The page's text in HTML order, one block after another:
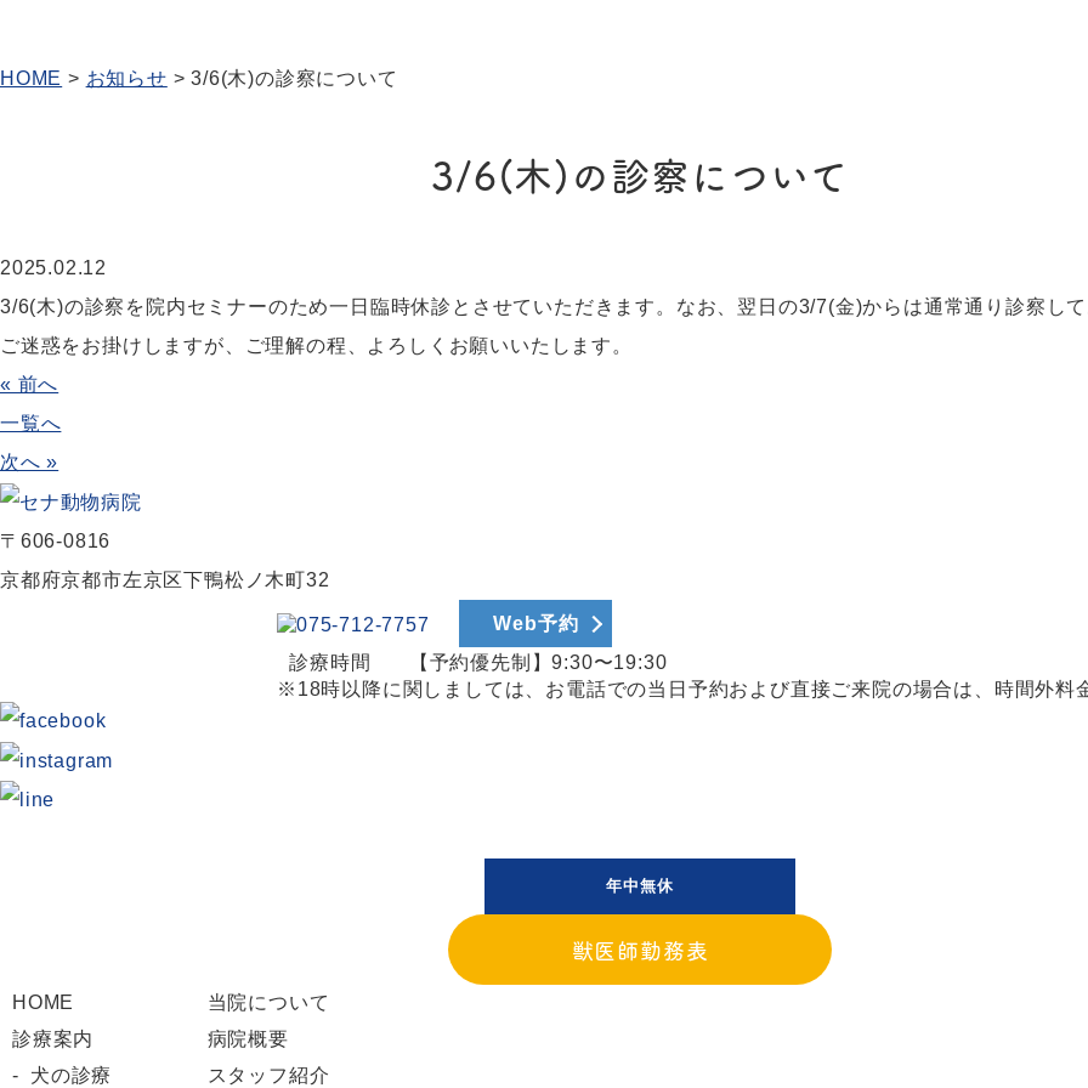
HOME > お知らせ >3/6(木)の診察について
3/6(木)の診察について
2025.02.12
3/6(木)の診察を院内セミナーのため一日臨時休診とさせていただきます。なお、翌日の3/7(金)からは通常通り診察して
ご迷惑をお掛けしますが、ご理解の程、よろしくお願いいたします。
« 前へ
一覧へ
次へ »
〒606-0816
京都府京都市左京区下鴨松ノ木町32
Web予約
診療時間
【予約優先制】9:30〜19:30
※18時以降に関しましては、お電話での当日予約および直接ご来院の場合は、時間外料
年中無休
獣医師勤務表
HOME
診療案内
犬の診療
当院について
病院概要
スタッフ紹介